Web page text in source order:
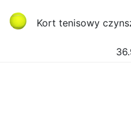
Kort tenisowy